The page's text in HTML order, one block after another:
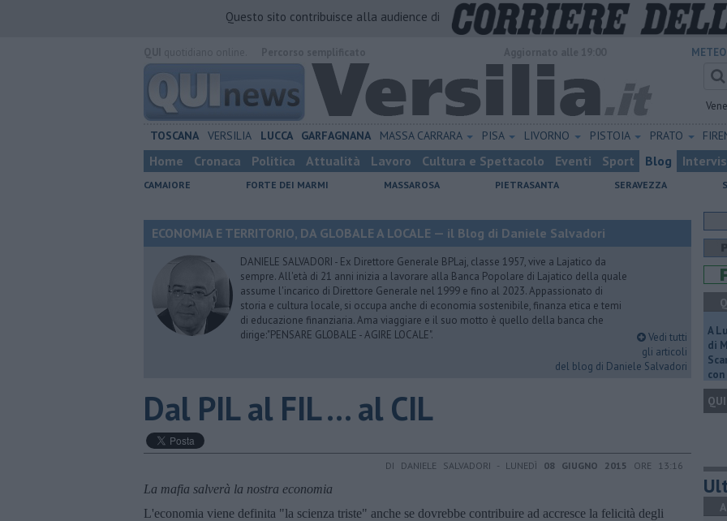
Questo sito contribuisce alla audience di
TOSCANA VERSILIA LUCCA GARFAGNANA MASSA CARRARA PISA LIVORNO PISTOIA PRATO
Home Cronaca Politica Attualità Lavoro Cultura e Spettacolo Eventi Sport Blog
CAMAIORE FORTE DEI MARMI MASSAROSA PIETRASANTA SERAVEZZA
ECONOMIA E TERRITORIO, DA GLOBALE A LOCALE — il Blog di Daniele Salvadori
DANIELE SALVADORI - Ex Direttore Generale BPLaj, classe 1957, vive a Lajatico da
sempre. All'età di 21 anni inizia a lavorare alla Banca Popolare di Lajatico della quale
assume l'incarico di Direttore Generale nel 1999 e fino al 2023. Appassionato di
storia e cultura locale, si occupa anche di economia sostenibile, finanza etica e temi
di educazione finanziaria. Ama viaggiare e il suo motto è quello della banca che
dirige:"PENSARE GLOBALE - AGIRE LOCALE".
Vedi tutti
gli articoli
del blog di Daniele Salvadori
Dal PIL al FIL ... al CIL
DI DANIELE SALVADORI - LUNEDÌ 08 GIUGNO 2015 ORE 13:16
La mafia salverà la nostra economia
L'economia viene definita "la scienza triste" anche se dovrebbe contribuire ad accresce la felicità degli
A
di
QUI